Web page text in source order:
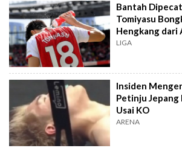
Bantah
Tomiyasu
Hengkang dari
LIGA
Insiden
Petinju Jepang
Usai KO
ARENA